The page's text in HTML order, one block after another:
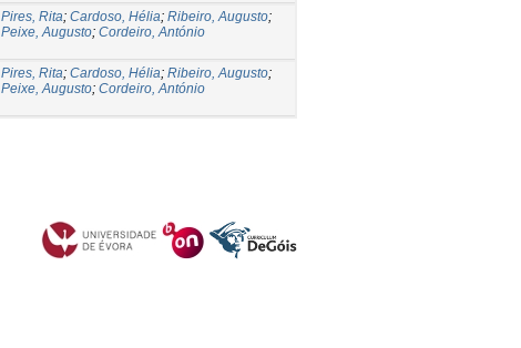
Pires, Rita; Cardoso, Hélia; Ribeiro, Augusto;
Peixe, Augusto; Cordeiro, António
Pires, Rita; Cardoso, Hélia; Ribeiro, Augusto;
Peixe, Augusto; Cordeiro, António